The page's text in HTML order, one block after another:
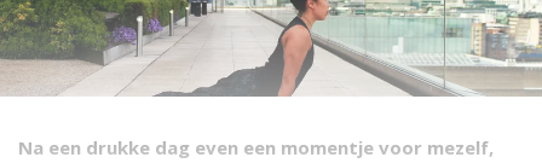
Na een drukke dag even een momentje voor mezelf,